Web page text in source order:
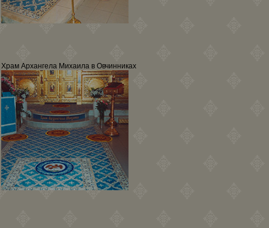
Храм Архангела Михаила в Овчинниках